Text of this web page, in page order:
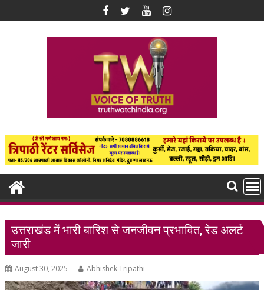
to
उत्तराखंड में भारी बारिश से जनजीवन प्रभावित, रेड अलर्ट
जारी
August 30, 2025 Abhishek Tripathi